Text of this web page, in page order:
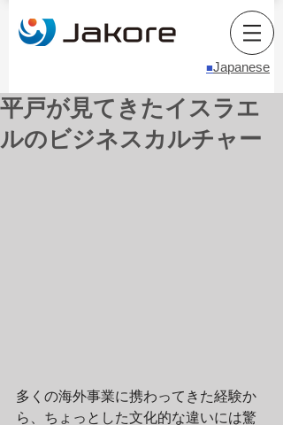
■Japanese
平戸が見てきたイスラエ
ルのビジネスカルチャー
多くの海外事業に携わってきた経験か
ら、ちょっとした文化的な違いには驚